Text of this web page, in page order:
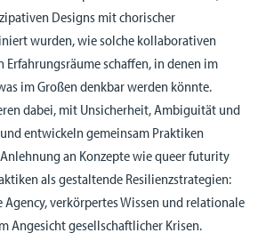
Designs mit chorischer
wurden, wie solche kollaborativen
schaffen, in denen im
im Großen denkbar werden könnte.
dabei, mit Unsicherheit, Ambiguität und
entwickeln gemeinsam Praktiken
an Konzepte wie queer futurity
als gestaltende Resilienzstrategien:
verkörpertes Wissen und relationale
Angesicht gesellschaftlicher Krisen.